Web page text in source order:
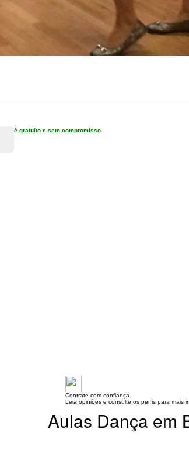
é gratuito e sem compromisso
Contrate com confiança.
Leia opiniões e consulte os perfis para mais
Aulas Dança em